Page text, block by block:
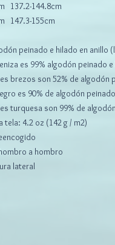
137.2-144.8cm
147.3-155cm
peinado e hilado en
es 99% algodón peinado
brezos son 52% de algodón
es 90% de algodón
turquesa son 99% de
tela: 4.2 oz (142 g / m2)
a hombro
lateral